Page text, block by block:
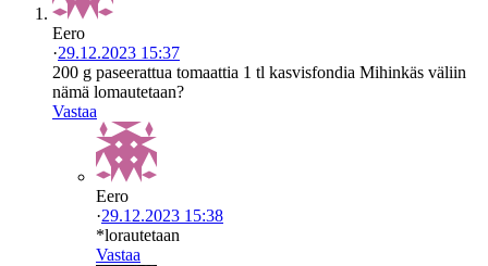
Eero
·29.12.2023 15:37
200 g paseerattua tomaattia 1 tl kasvisfondia Mihinkäs väliin
nämä lomautetaan?
Vastaa
Eero
·29.12.2023 15:38
*lorautetaan
Vastaa